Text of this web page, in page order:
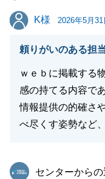
真剣にマイホーム
対応させていただ
「安心してお任せ
て、ホッとすると
お引渡しは完了い
からも何か気にな
ものとなりますよ
K様
K様 2026年5月31
頼りがいのある担
ｗｅｂに掲載する
感の持てる内容で
情報提供の的確さ
べ尽くす姿勢など
東急リバブル
センターから